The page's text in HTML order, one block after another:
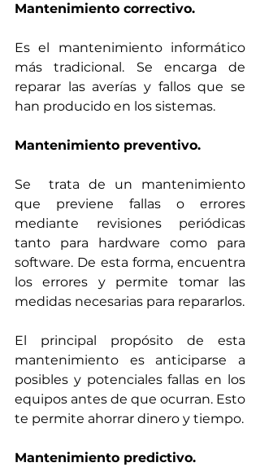
Mantenimiento correctivo.
Es el mantenimiento informático
más tradicional. Se encarga de
reparar las averías y fallos que se
han producido en los sistemas.
Mantenimiento preventivo.
Se  trata de un mantenimiento
que previene fallas o errores
mediante revisiones periódicas
tanto para hardware como para
software. De esta forma, encuentra
los errores y permite tomar las
El principal propósito de esta
mantenimiento es anticiparse a
posibles y potenciales fallas en los
equipos antes de que ocurran. Esto
te permite ahorrar dinero y tiempo.
Mantenimiento predictivo.